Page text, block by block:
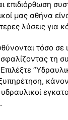
επιδιόρθωση
μας αθήνα
λύσεις για
τόσο σε
τη